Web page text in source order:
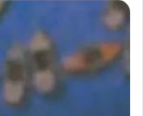
دماء
الحقيقة
في
غزة..
إغتيال